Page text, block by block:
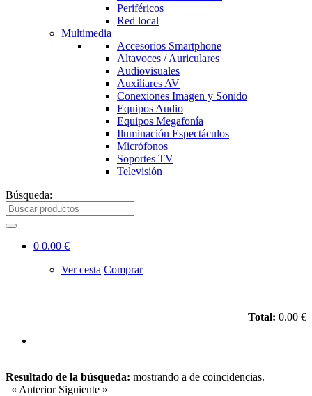
Periféricos
Red local
Multimedia
Accesorios Smartphone
Altavoces / Auriculares
Audiovisuales
Auxiliares AV
Conexiones Imagen y Sonido
Equipos Audio
Equipos Megafonía
Iluminación Espectáculos
Micrófonos
Soportes TV
Televisión
Búsqueda:
0 0.00 €
Ver cesta Comprar
Total: 0.00 €
Resultado de la búsqueda: mostrando a de coincidencias.
« Anterior Siguiente »